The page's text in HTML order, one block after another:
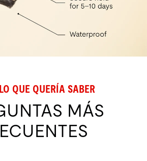
QUE QUERÍA SABER
MÁS